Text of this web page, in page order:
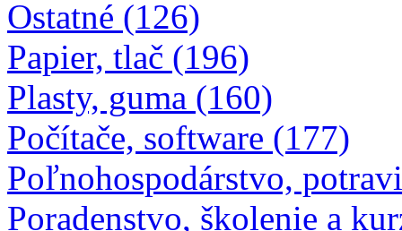
Ostatné (126)
Papier, tlač (196)
Plasty, guma (160)
Počítače, software (177)
Poľnohospodárstvo,
Poradenstvo, školenie a